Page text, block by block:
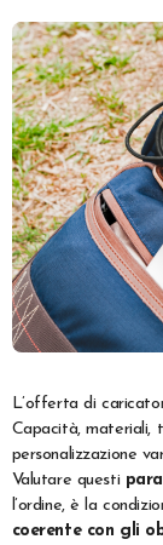
L’offerta di
Capacità, materiali,
personalizzazione
Valutare questi
l’ordine, è la
coerente con gli